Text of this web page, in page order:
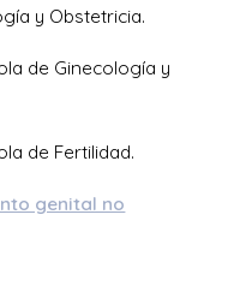
y Obstetricia.
de Ginecología y
de Fertilidad.
genital no